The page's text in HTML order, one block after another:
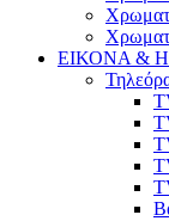
ΕΙΚΟΝΑ &